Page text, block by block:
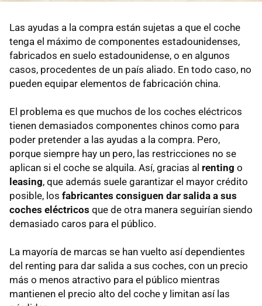
Las ayudas a la compra están sujetas a que el coche
tenga el máximo de componentes estadounidenses,
fabricados en suelo estadounidense, o en algunos
casos, procedentes de un país aliado. En todo caso, no
pueden equipar elementos de fabricación china.
El problema es que muchos de los coches eléctricos
tienen demasiados componentes chinos como para
poder pretender a las ayudas a la compra. Pero,
porque siempre hay un pero, las restricciones no se
aplican si el coche se alquila. Así, gracias al renting o
leasing, que además suele garantizar el mayor crédito
posible, los fabricantes consiguen dar salida a sus
coches eléctricos que de otra manera seguirían siendo
demasiado caros para el público.
La mayoría de marcas se han vuelto así dependientes
del renting para dar salida a sus coches, con un precio
más o menos atractivo para el público mientras
mantienen el precio alto del coche y limitan así las